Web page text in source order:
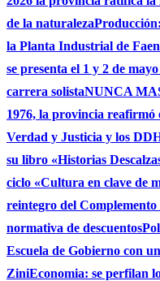
de la naturaleza
la Planta Industrial de
se presenta el 1 y 2 de
carrera solistaNUNCA
1976, la provincia reafirmó
Verdad y Justicia y los
su libro «Historias
ciclo «Cultura en clave de
reintegro del
normativa de descuentos
Escuela de Gobierno con
ZiniEconomia: se perfilan